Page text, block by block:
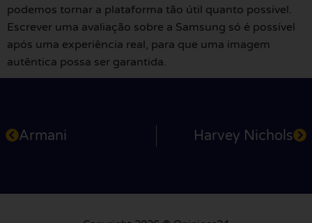
podemos tornar a plataforma tão útil quanto possível.
Escrever uma avaliação sobre a Samsung só é possível
após uma experiência real, para que uma imagem
autêntica possa ser garantida.
Armani Harvey Nichols